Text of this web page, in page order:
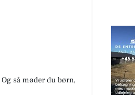
så møder du børn,